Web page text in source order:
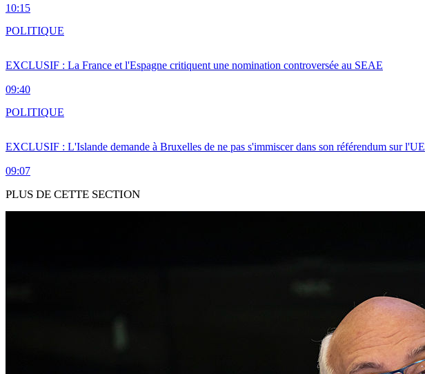
10:15
EXCLUSIF : La France et l'Espagne critiquent une nomination controversée au SEAE
09:40
POLITIQUE
EXCLUSIF : L'Islande demande à Bruxelles de ne pas s'immiscer dans son référendum sur l'UE
09:07
POLITIQUE
PLUS DE CETTE SECTION